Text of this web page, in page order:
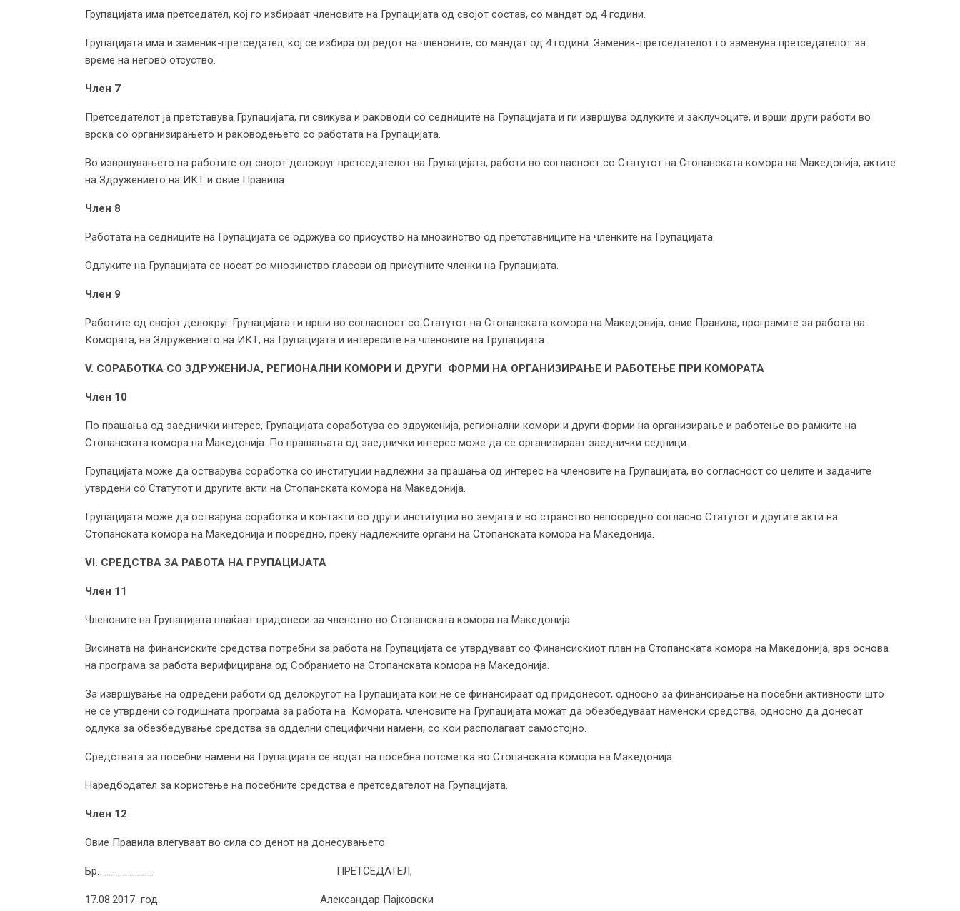
Групацијата има претседател, кој го избираат членовите на Групацијата од својот состав, со мандат од 4 години.
Групацијата има и заменик-претседател, кој се избира од редот на членовите, со мандат од 4 години. Заменик-претседателот го заменува претседателот за
време на негово отсуство.
Член 7
Претседателот ја претставува Групацијата, ги свикува и раководи со седниците на Групацијата и ги извршува одлуките и заклучоците, и врши други работи во
врска со организирањето и раководењето со работата на Групацијата.
Во извршувањето на работите од својот делокруг претседателот на Групацијата, работи во согласност со Статутот на Стопанската комора на Македонија, актите
на Здружението на ИКТ и овие Правила.
Член 8
Работата на седниците на Групацијата се одржува со присуство на мнозинство од претставниците на членките на Групацијата.
Одлуките на Групацијата се носат со мнозинство гласови од присутните членки на Групацијата.
Член 9
Работите од својот делокруг Групацијата ги врши во согласност со Статутот на Стопанската комора на Македонија, овие Правила, програмите за работа на
Комората, на Здружението на ИКТ, на Групацијата и интересите на членовите на Групацијата.
V. СОРАБОТКА СО ЗДРУЖЕНИЈА, РЕГИОНАЛНИ КОМОРИ И ДРУГИ ФОРМИ НА ОРГАНИЗИРАЊЕ И РАБОТЕЊЕ ПРИ КОМОРАТА
Член 10
По прашања од заеднички интерес, Групацијата соработува со здруженија, регионални комори и други форми на организирање и работење во рамките на
Стопанската комора на Македонија. По прашањата од заеднички интерес може да се организираат заеднички седници.
Групацијата може да остварува соработка со институции надлежни за прашања од интерес на членовите на Групацијата, во согласност со целите и задачите
утврдени со Статутот и другите акти на Стопанската комора на Македонија.
Групацијата може да остварува соработка и контакти со други институции во земјата и во странство непосредно согласно Статутот и другите акти на
Стопанската комора на Македонија и посредно, преку надлежните органи на Стопанската комора на Македонија.
VI. СРЕДСТВА ЗА РАБОТА НА ГРУПАЦИЈАТА
Член 11
Членовите на Групацијата плаќаат придонеси за членство во Стопанската комора на Македонија.
Висината на финансиските средства потребни за работа на Групацијата се утврдуваат со Финансискиот план на Стопанската комора на Македонија, врз основа
на програма за работа верифицирана од Собранието на Стопанската комора на Македонија.
За извршување на одредени работи од делокругот на Групацијата кои не се финансираат од придонесот, односно за финансирање на посебни активности што
не се утврдени со годишната програма за работа на Комората, членовите на Групацијата можат да обезбедуваат наменски средства, односно да донесат
одлука за обезбедување средства за одделни специфични намени, со кои располагаат самостојно.
Средствата за посебни намени на Групацијата се водат на посебна потсметка во Стопанската комора на Македонија.
Наредбодател за користење на посебните средства е претседателот на Групацијата.
Член 12
Овие Правила влегуваат во сила со денот на донесувањето.
Бр. ________ ПРЕТСЕДАТЕЛ,
17.08.2017 год. Александар Пајковски